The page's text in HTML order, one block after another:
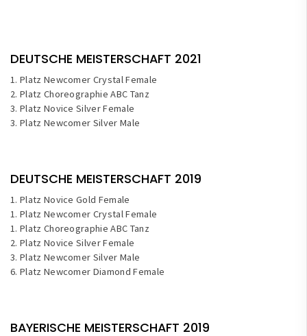
DEUTSCHE MEISTERSCHAFT 2021
1. Platz Newcomer Crystal Female
2. Platz Choreographie ABC Tanz
3. Platz Novice Silver Female
3. Platz Newcomer Silver Male
DEUTSCHE MEISTERSCHAFT 2019
1. Platz Novice Gold Female
1. Platz Newcomer Crystal Female
1. Platz Choreographie ABC Tanz
2. Platz Novice Silver Female
3. Platz Newcomer Silver Male
6. Platz Newcomer Diamond Female
BAYERISCHE MEISTERSCHAFT 2019